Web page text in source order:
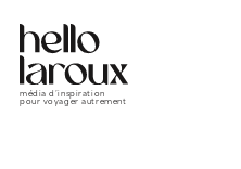
média d’inspiration
pour voyager autrement